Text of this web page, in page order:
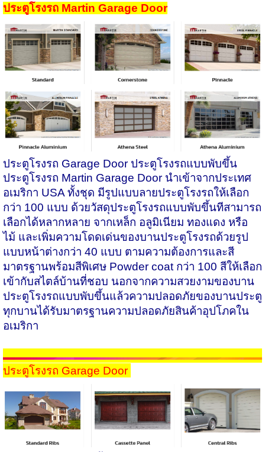
ประตูโรงรถ Martin Garage Door
ประตูโรงรถ Garage Door ประตูโรงรถแบบพับขึ้น
ประตูโรงรถ Martin Garage Door นำเข้าจากประเทศ
อเมริกา USAทั้งชุด มีรูปแบบลายประตูโรงรถให้เลือก
กว่า 100 แบบ ด้วยวัสดุประตูโรงรถแบบพับขึ้นทีสามารถ
เลือกได้หลากหลาย จากเหล็ก อลูมิเนียม ทองแดง หรือ
ไม้ และเพิ่มความโดดเด่นของบานประตูโรงรถด้วยรูป
แบบหน้าต่างกว่า 40 แบบ ตามความต้องการและสี
มาตรฐานพร้อมสีพิเศษ Powder coat กว่า 100 สีให้เลือก
เข้ากับสไตล์บ้านที่ชอบ นอกจากความสวยงามของบาน
ประตูโรงรถแบบพับขึ้นแล้วความปลอดภัยของบานประตู
ทุกบานได้รับมาตรฐานความปลอดภัยสินค้าอุปโภคใน
อเมริกา
ประตูโรงรถ Garage Door